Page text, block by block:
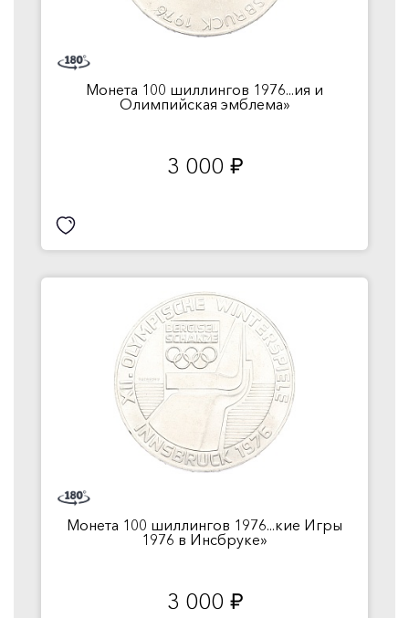
Монета 100 шиллингов 1976...ия и
Олимпийская эмблема»
3 000 руб.
Монета 100 шиллингов 1976...кие Игры
1976 в Инсбруке»
3 000 руб.